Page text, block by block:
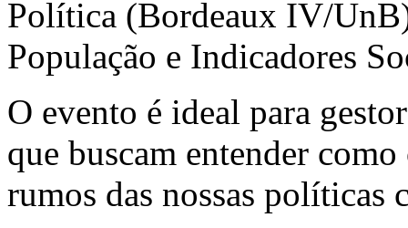
Política (Bordeaux IV/
População e Indicadores
O evento é ideal para
que buscam entender
rumos das nossas políticas